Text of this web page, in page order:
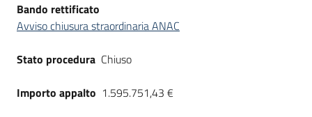
Bando rettificato
Avviso chiusura straordinaria ANAC
Stato procedura Chiuso
Importo appalto 1.595.751,43 €